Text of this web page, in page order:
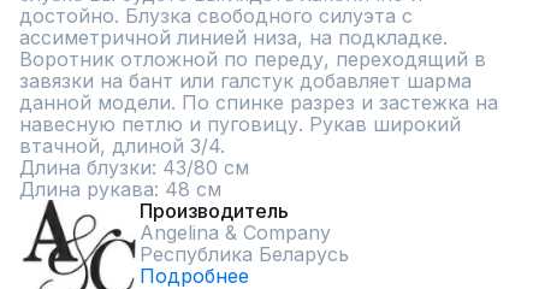
достойно. Блузка свободного силуэта с
ассиметричной линией низа, на подкладке.
Воротник отложной по переду, переходящий в
завязки на бант или галстук добавляет шарма
данной модели. По спинке разрез и застежка на
навесную петлю и пуговицу. Рукав широкий
втачной, длиной 3/4.
Длина блузки: 43/80 см
Длина рукава: 48 см
Производитель
Angelina & Сompany
Республика Беларусь
Подробнее